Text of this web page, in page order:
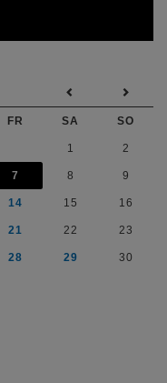
FR SA SO
1 2
7 8 9
14 15 16
21 22 23
28 29 30